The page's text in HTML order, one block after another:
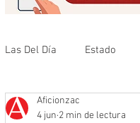
Las Del Día Estado
Que no se olvide
Aficionzac
4 jun 2 min de lectura